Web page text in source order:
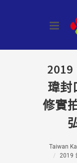
瑋封
修實
Taiwan
2019